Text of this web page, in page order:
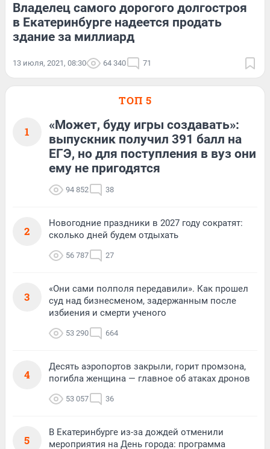
Владелец самого дорогого долгостроя
в Екатеринбурге надеется продать
здание за миллиард
13 июля, 2021, 08:30 64 340 71
ТОП 5
1
«Может, буду игры создавать»:
выпускник получил 391 балл на
ЕГЭ, но для поступления в вуз они
ему не пригодятся
94 852 38
2
Новогодние праздники в 2027 году сократят:
сколько дней будем отдыхать
56 787 27
3
«Они сами полполя передавили». Как прошел
суд над бизнесменом, задержанным после
избиения и смерти ученого
53 290 664
4
Десять аэропортов закрыли, горит промзона,
погибла женщина — главное об атаках дронов
53 057 36
5
В Екатеринбурге из-за дождей отменили
мероприятия на День города: программа